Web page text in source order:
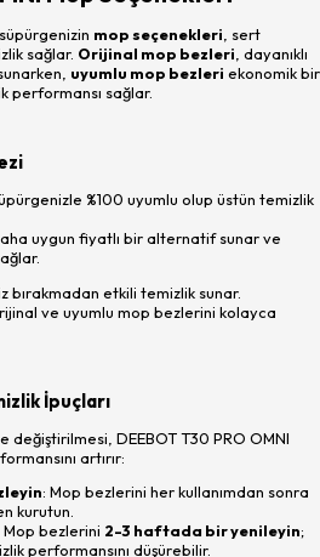
mop seçenekleri , sert
sağlar. Orijinal mop bezleri , dayanıklı
uyumlu mop bezleri ekonomik bir
sağlar.
%100 uyumlu olup üstün temizlik
uygun fiyatlı bir alternatif sunar ve
bırakmadan etkili temizlik sunar.
ve uyumlu mop bezlerini kolayca
İpuçları
değiştirilmesi, DEEBOT T30 PRO OMNI
artırır:
: Mop bezlerini her kullanımdan sonra
kurutun.
Mop bezlerini 2-3 haftada bir yenileyin;
performansını düşürebilir.